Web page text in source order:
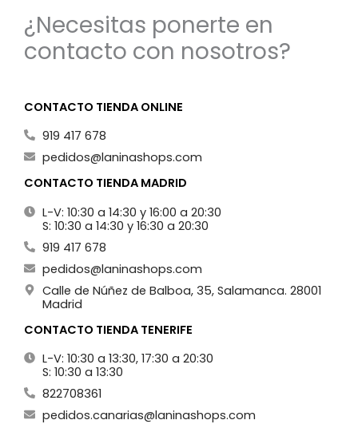
¿Necesitas ponerte en
contacto con nosotros?
CONTACTO TIENDA ONLINE
919 417 678
pedidos@laninashops.com
CONTACTO TIENDA MADRID
L-V: 10:30 a 14:30 y 16:00 a 20:30
S: 10:30 a 14:30 y 16:30 a 20:30
919 417 678
pedidos@laninashops.com
Calle de Núñez de Balboa, 35, Salamanca. 28001
Madrid
CONTACTO TIENDA TENERIFE
L-V: 10:30 a 13:30, 17:30 a 20:30
S: 10:30 a 13:30
822708361
pedidos.canarias@laninashops.com